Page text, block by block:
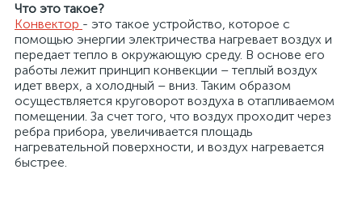
Что это такое?
Конвектор - это такое устройство, которое с
помощью энергии электричества нагревает воздух и
передает тепло в окружающую среду. В основе его
работы лежит принцип конвекции – теплый воздух
идет вверх, а холодный – вниз. Таким образом
осуществляется круговорот воздуха в отапливаемом
помещении. За счет того, что воздух проходит через
ребра прибора, увеличивается площадь
нагревательной поверхности, и воздух нагревается
быстрее.